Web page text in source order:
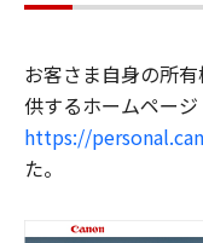
お客さま自身の所
供するホームペー
https://
た。